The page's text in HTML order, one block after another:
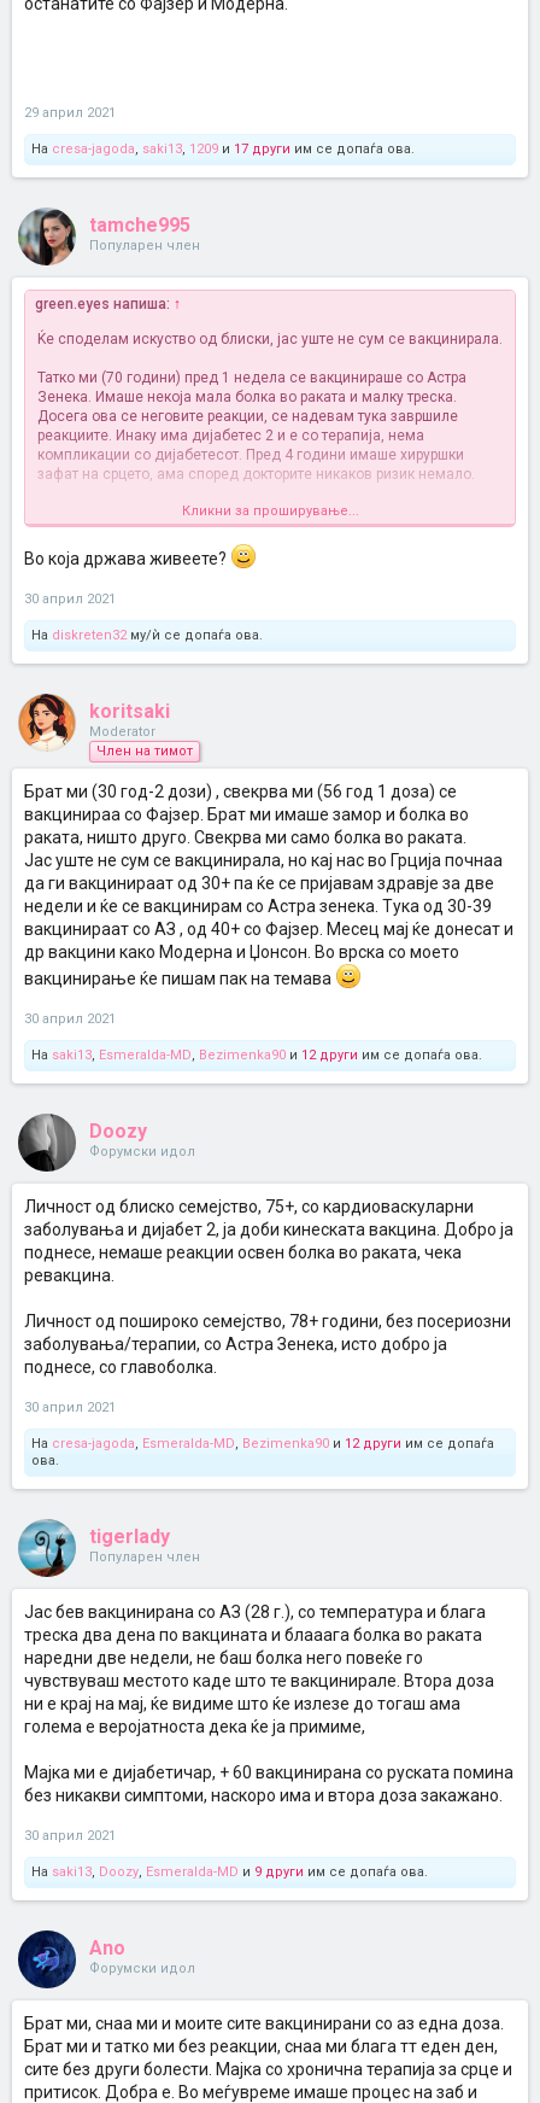
29 април 2021
На cresa-jagoda, saki13, 1209 и 17 други им се допаѓа ова.
tamche995
Популарен член
green.eyes напиша: ↑
Ќе споделам искуство од блиски, јас уште не сум се вакцинирала.
Татко ми (70 години) пред 1 недела се вакцинираше со Астра
Зенека. Имаше некоја мала болка во раката и малку треска.
Досега ова се неговите реакции, се надевам тука завршиле
реакциите. Инаку има дијабетес 2 и е со терапија, нема
компликации со дијабетесот. Пред 4 години имаше хируршки
зафат на срцето, ама според докторите никаков ризик немало.
Свекорот (74 години) се вакцинираше со Спутник, пред 2 недели.
Само малку болка во раката, ништо друго. Исто и тој има
дијабетес 2 и пие терапија.
Едвај чекам да дојдам на ред
од 65 нагоре вакцинираат само со Астра Зенека, останатите со
Фајзер и Модерна.
Кликни за проширување...
Во која држава живеете?
30 април 2021
На diskreten32му/ѝ се допаѓа ова.
koritsaki
Moderator
Член на тимот
Брат ми (30 год-2 дози) , свекрва ми (56 год 1 доза) се
вакцинираа со Фајзер. Брат ми имаше замор и болка во
раката, ништо друго. Свекрва ми само болка во раката.
Јас уште не сум се вакцинирала, но кај нас во Грција почнаа
да ги вакцинираат од 30+ па ќе се пријавам здравје за две
недели и ќе се вакцинирам со Астра зенека. Тука од 30-39
вакцинираат со АЗ , од 40+ со Фајзер. Месец мај ќе донесат и
др вакцини како Модерна и Џонсон. Во врска со моето
вакцинирање ќе пишам пак на темава
30 април 2021
На saki13, Esmeralda-MD, Bezimenka90 и 12 други им се допаѓа ова.
Doozy
Форумски идол
Личност од блиско семејство, 75+, со кардиоваскуларни
заболувања и дијабет 2, ја доби кинеската вакцина. Добро ја
поднесе, немаше реакции освен болка во раката, чека
ревакцина.
Личност од пошироко семејство, 78+ години, без посериозни
заболувања/терапии, со Астра Зенека, исто добро ја
поднесе, со главоболка.
30 април 2021
На cresa-jagoda, Esmeralda-MD, Bezimenka90 и 12 други им се допаѓа
ова.
tigerlady
Популарен член
Јас бев вакцинирана со АЗ (28 г.), со температура и блага
треска два дена по вакцината и блааага болка во раката
наредни две недели, не баш болка него повеќе го
чувствуваш местото каде што те вакцинирале. Втора доза
ни е крај на мај, ќе видиме што ќе излезе до тогаш ама
голема е веројатноста дека ќе ја примиме,
Мајка ми е дијабетичар, + 60 вакцинирана со руската помина
без никакви симптоми, наскоро има и втора доза закажано.
30 април 2021
На saki13, Doozy, Esmeralda-MD и 9 други им се допаѓа ова.
Ano
Форумски идол
Брат ми, снаа ми и моите сите вакцинирани со аз една доза.
Брат ми и татко ми без реакции, снаа ми блага тт еден ден,
сите без други болести. Мајка со хронична терапија за срце и
притисок. Добра е. Во меѓувреме имаше процес на заб и